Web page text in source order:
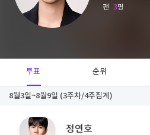
팬 3명
투표 순위
8월3일~8월9일 (3주차/4주집계)
정연호